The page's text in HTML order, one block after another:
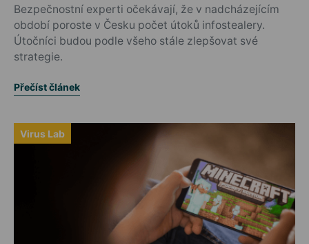
Bezpečnostní experti očekávají, že v nadcházejícím
období poroste v Česku počet útoků infostealery.
Útočníci budou podle všeho stále zlepšovat své
strategie.
Přečíst článek
Virus Lab